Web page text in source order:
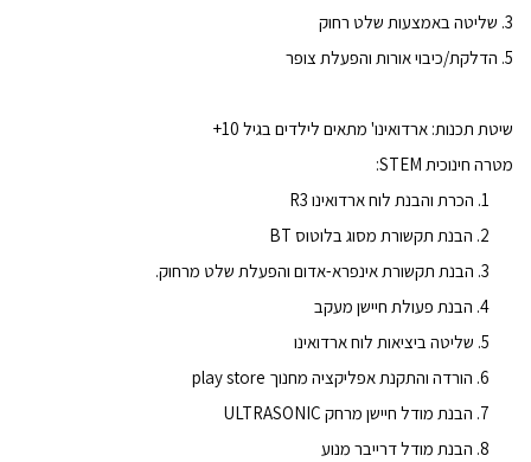
3. שליטה באמצעות שלט רחוק
5. הדלקת/כיבוי אורות והפעלת צופר
שיטת תכנות: ארדואינו' מתאים לילדים בגיל 10+
מטרה חינוכית STEM
:
הכרת והבנת לוח ארדואינו R3
הבנת תקשורת מסוג בלוטוס BT
הבנת תקשורת אינפרא-אדום והפעלת שלט מרחוק.
הבנת פעולת חיישן מעקב
שליטה ביציאות לוח ארדואינו
הורדה והתקנת אפליקציה מחנוך play store
הבנת מודל חיישן מרחק ULTRASONIC
הבנת מודל דרייבר מנוע